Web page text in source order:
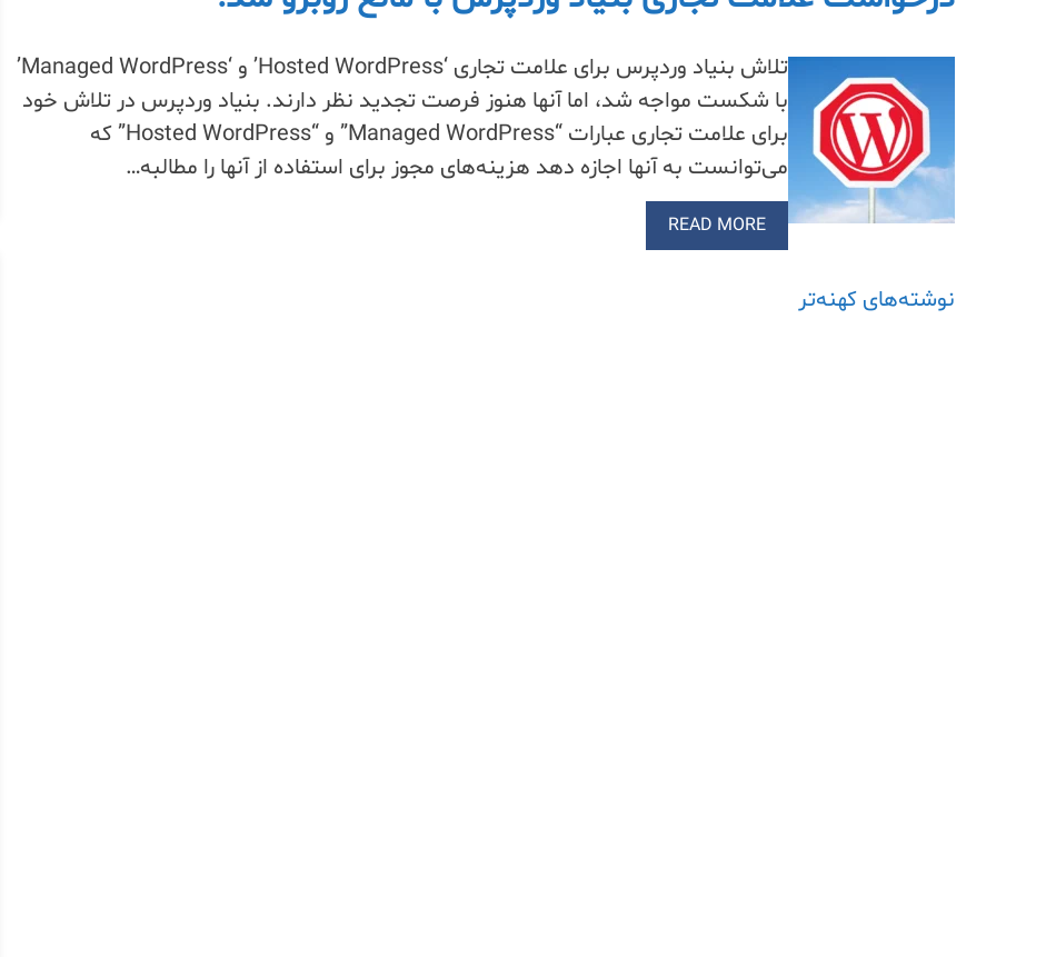
تلاش بنیاد وردپرس برای علامت تجاری ‘Hosted WordPress’ و ‘Managed WordPress’
با شکست مواجه شد، اما آنها هنوز فرصت تجدید نظر دارند. بنیاد وردپرس در تلاش خود
برای علامت تجاری عبارات “Managed WordPress” و “Hosted WordPress” که
می‌توانست به آنها اجازه دهد هزینه‌های مجوز برای استفاده از آنها را مطالبه…
READ MORE
راهبری
نوشته‌های کهنه‌تر